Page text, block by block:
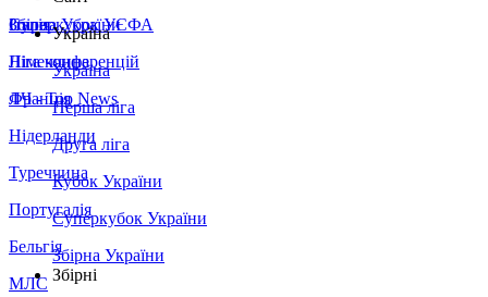
Збірна України
Італія
Німеччина
Франція
Нідерланди
Туреччина
Португалія
Бельгія
МЛС
Суперкубок УЄФА
Ліга конференцій
ЛЧ - Top News
Україна
Україна
Перша ліга
Друга ліга
Кубок України
Суперкубок України
Збірна України
Збірні